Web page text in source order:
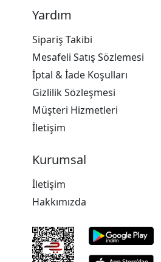
Yardım
Sipariş Takibi
Mesafeli Satış Sözlemesi
İptal & İade Koşulları
Gizlilik Sözleşmesi
Müşteri Hizmetleri
İletişim
Kurumsal
İletişim
Hakkımızda